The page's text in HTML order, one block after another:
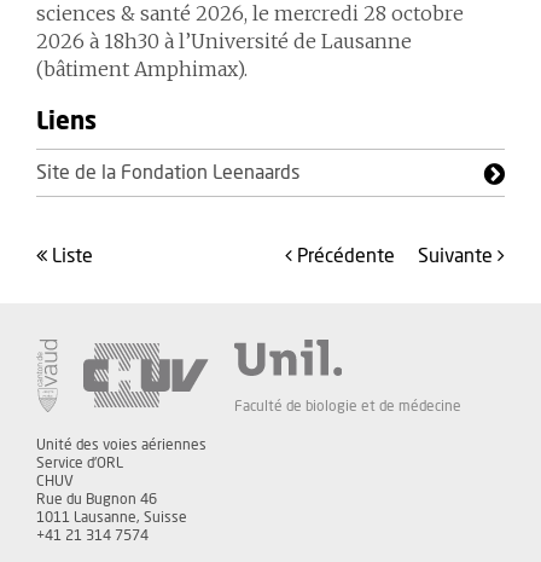
sciences & santé 2026, le mercredi 28 octobre
2026 à 18h30 à l’Université de Lausanne
(bâtiment Amphimax).
Liens
Site de la Fondation Leenaards
liste précédente suivante
Faculté de biologie et de médecine
Unité des voies aériennes
Service d'ORL
CHUV
Rue du Bugnon 46
1011 Lausanne, Suisse
+41 21 314 7574